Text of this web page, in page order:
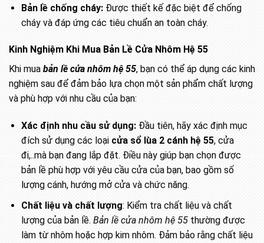
Bản lề chống cháy:Được thiết kế đặc biệt để chống
cháy và đáp ứng các tiêu chuẩn an toàn cháy.
Kinh Nghiệm Khi Mua Bản Lề Cửa Nhôm Hệ 55
Khi mua bản lề cửa nhôm hệ 55, bạn có thể áp dụng các kinh
nghiệm sau để đảm bảo lựa chọn một sản phẩm chất lượng
và phù hợp với nhu cầu của bạn:
Xác định nhu cầu sử dụng:Đầu tiên, hãy xác định mục
đích sử dụng các loại cửa sổ lùa 2 cánh hệ 55, cửa
đi,..mà bạn đang lắp đặt. Điều này giúp bạn chọn được
bản lề phù hợp với yêu cầu cửa của bạn, bao gồm số
lượng cánh, hướng mở cửa và chức năng.
Chất liệu và chất lượng: Kiểm tra chất liệu và chất
lượng của bản lề. Bản lề cửa nhôm hệ 55 thường được
làm từ nhôm hoặc hợp kim nhôm. Đảm bảo rằng chất liệu